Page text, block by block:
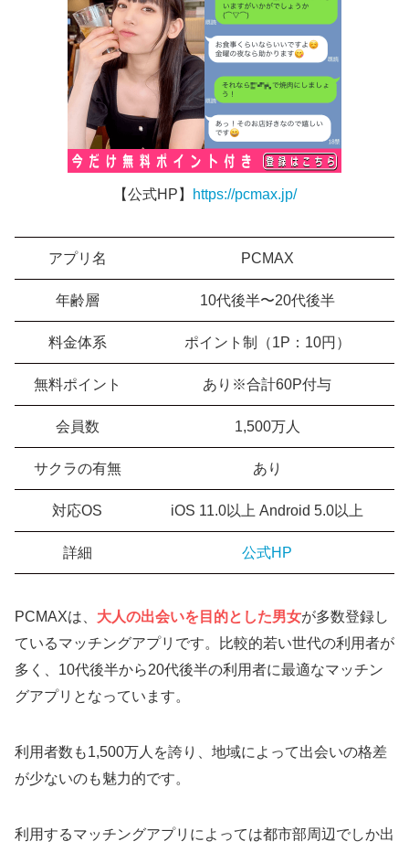
【公式HP】 https://pcmax.jp/
アプリ名 PCMAX
年齢層 10代後半〜20代後半
料金体系 ポイント制（1P：10円）
無料ポイント あり※合計60P付与
会員数 1,500万人
サクラの有無 あり
対応OS iOS 11.0以上 Android 5.0以上
詳細 公式HP
PCMAXは、 大人の出会いを目的とした男女が多数登録し
ているマッチングアプリです。比較的若い世代の利用者が
多く、10代後半から20代後半の利用者に最適なマッチン
グアプリとなっています。
利用者数も1,500万人を誇り、地域によって出会いの格差
が少ないのも魅力的です。
利用するマッチングアプリによっては都市部周辺でしか出